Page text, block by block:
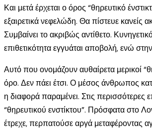
Και μετά έρχεται ο όρος “θηρευτικό
εξαιρετικά νεφελώδη. Θα πίστευε κανείς
Συμβαίνει το ακριβώς αντίθετο.
επιθετικότητα εγγυάται αποβολή, ενώ
Αυτό που ονομάζουν αυθαίρετα μερικοί
όρο. Δεν πάει έτσι. Ο μέσος άνθρωπος
η διαφορά παραμένει. Στις
“θηρευτικού ενστίκτου”. Πρόσφατα στο
έτρεχε, περπατούσε αργά μεταφέροντας